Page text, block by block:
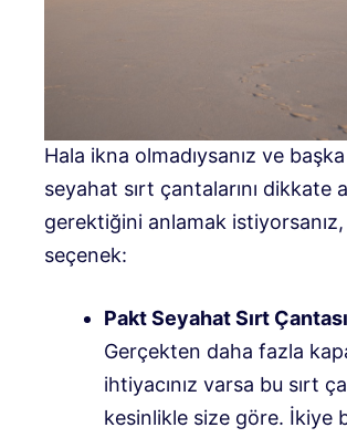
​Hala ikna olmadıysanız ve
seyahat sırt çantalarını dikkate
gerektiğini anlamak
seçenek:
Pakt Seyahat Sırt Çantası
Gerçekten daha fazla
ihtiyacınız varsa bu sırt
kesinlikle size göre. İkiye